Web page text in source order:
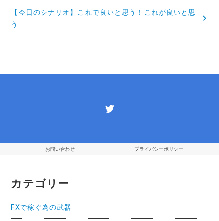
ビ
シ
【今日のシナリオ】これで良いと思う！これが良いと思
う！
お問い合わせ プライバシーポリシー
カテゴリー
FXで稼ぐ為の武器